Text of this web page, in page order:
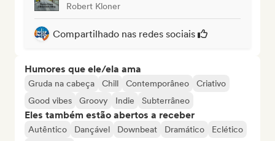
Robert Kloner
Compartilhado nas redes sociais
Humores que ele/ela ama
Gruda na cabeça Chill Contemporâneo
Criativo
Good vibes
Groovy Indie Subterrâneo
Eles também estão abertos a receber
Autêntico Dançável Downbeat Dramático
Eclético